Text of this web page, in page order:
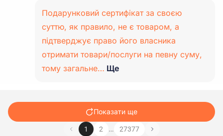
Подарунковий сертифікат за своєю
суттю, як правило, не є товаром, а
підтверджує право його власника
отримати товари/послуги на певну суму,
тому загальне… Ще
Показати ще
1 2 … 27377